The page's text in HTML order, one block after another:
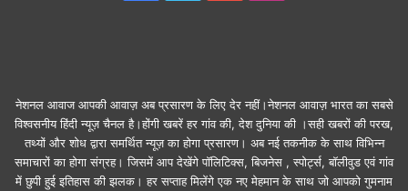
नेशनल आवाज आपकी आवाज़ अब प्रसारण के लिए देर नहीं।नेशनल आवाज़ भारत का सबसे
विश्वसनीय हिंदी न्यूज़ चैनल है।होंगी खबरें हर गांव की, देश दुनिया की ।सही खबरों की परख,
तथ्यों और शोध द्वारा समर्थित न्यूज़ का होगा प्रसारण। अब नई तकनीक के साथ विभिन्न
समाचारों का होगा संग्रह। जिसमें आप देखेंगे पॉलिटिक्स, बिजनेस , स्पोर्ट्स, बॉलीवुड एवं गांव
में छुपी हुई इतिहास की झलक। हर सप्ताह मिलेंगे एक नए मेहमान के साथ जो आपको गुमनाम